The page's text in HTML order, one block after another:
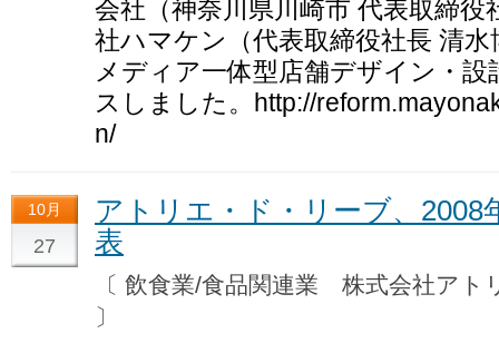
会社（神奈川県川崎市 代表取締役
社ハマケン（代表取締役社長 清
メディア一体型店舗デザイン・
スしました。http://
n/
10月
27
アトリエ・ド・リーブ、
表
〔 飲食業/食品関連業 株式会社ア
〕